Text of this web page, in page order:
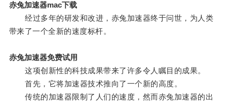
赤兔加速器mac下载
经过多年的研发和改进，赤兔加速器终于问世，为人类
带来了一个全新的速度标杆。
赤兔加速器免费试用
这项创新性的科技成果带来了许多令人瞩目的成果。
首先，它将加速器技术推向了一个新的高度。
传统的加速器限制了人们的速度，然而赤兔加速器的出